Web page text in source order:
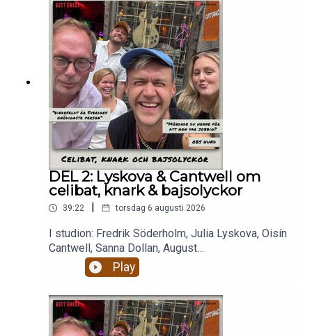
❤️ Tack för att ni stöttar oss och låter oss fortsätta
skratta i sorg och smärta.
Hela avsnittet påpatreon.com/gottsnack
DEL 2: Lyskova & Cantwell om
celibat, knark & bajsolyckor
39:22 torsdag 6 augusti 2026
I studion: Fredrik Söderholm, Julia Lyskova, Oisín
Cantwell, Sanna Dollan, August
BohlinBajsolyckor. Livets största smärtor.Alkohol,
droger och RISKbruk.Celibat och berakups.Nästan
två timmar magiskt mys som eskalerar ju fullare
alla blir och ju mer dement kantarell
blir.Enjoy! Stötta oss på patreon.com/gottsnack
Play